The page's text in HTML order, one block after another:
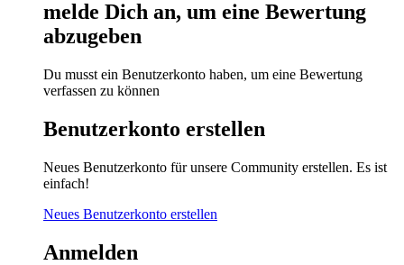
melde Dich an, um eine Bewertung
abzugeben
Du musst ein Benutzerkonto haben, um eine Bewertung
verfassen zu können
Benutzerkonto erstellen
Neues Benutzerkonto für unsere Community erstellen. Es ist
einfach!
Neues Benutzerkonto erstellen
Anmelden